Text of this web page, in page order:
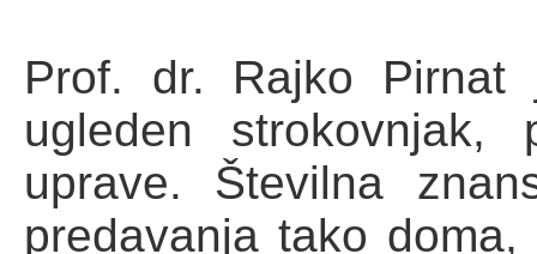
Prof. dr. Rajko
ugleden
uprave. Številna
predavanja tako